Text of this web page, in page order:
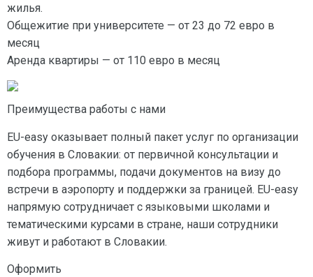
жилья.
Общежитие при университете — от 23 до 72 евро в
месяц
Аренда квартиры — от 110 евро в месяц
Преимущества работы с нами
EU-easy оказывает полный пакет услуг по организации
обучения в Словакии: от первичной консультации и
подбора программы, подачи документов на визу до
встречи в аэропорту и поддержки за границей. EU-easy
напрямую сотрудничает с языковыми школами и
тематическими курсами в стране, наши сотрудники
живут и работают в Словакии.
Оформить